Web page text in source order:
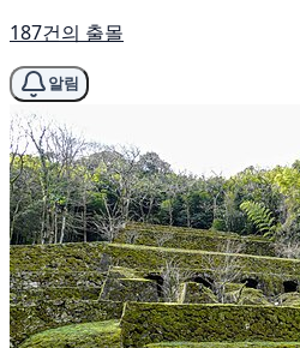
187건의 출몰
알림